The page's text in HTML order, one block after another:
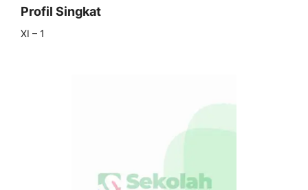
Profil Singkat
XI – 1